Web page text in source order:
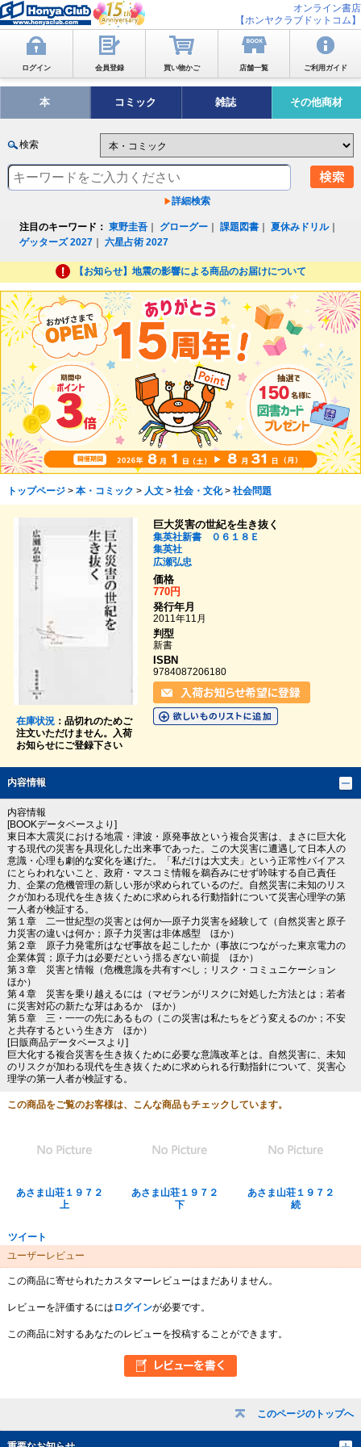
オンライン書店
【ホンヤクラブドットコム】
ログイン 会員登録 買い物かご 店舗一覧 ご利用ガイド
本 コミック 雑誌 その他商材
検索
詳細検索
注目のキーワード： 東野圭吾 グローグー ｜課題図書 ｜夏休みドリル｜
ゲッターズ 2027 ｜六星占術 2027
【お知らせ】地震の影響による商品のお届けについて
このページのトップへ
トップページ> 本・コミック > 人文> 社会・文化> 社会問題
在庫状況：品切れのためご
注文いただけません。入荷
お知らせにご登録下さい
巨大災害の世紀を生き抜く
集英社新書 ０６１８Ｅ
集英社
広瀬弘忠
価格
770円
発行年月
2011年11月
判型
新書
ISBN
9784087206180
内容情報
内容情報
[BOOKデータベースより]
東日本大震災における地震・津波・原発事故という複合災害は、まさに巨大化
する現代の災害を具現化した出来事であった。この大災害に遭遇して日本人の
意識・心理も劇的な変化を遂げた。「私だけは大丈夫」という正常性バイアス
にとらわれないこと、政府・マスコミ情報を鵜呑みにせず吟味する自己責任
力、企業の危機管理の新しい形が求められているのだ。自然災害に未知のリス
クが加わる現代を生き抜くために求められる行動指針について災害心理学の第
一人者が検証する。
第１章 二一世紀型の災害とは何か―原子力災害を経験して（自然災害と原子
力災害の違いは何か；原子力災害は非体感型 ほか）
第２章 原子力発電所はなぜ事故を起こしたか（事故につながった東京電力の
企業体質；原子力は必要だという揺るぎない前提 ほか）
第３章 災害と情報（危機意識を共有すべし；リスク・コミュニケーション
ほか）
第４章 災害を乗り越えるには（マゼランがリスクに対処した方法とは；若者
に災害対応の新たな芽はあるか ほか）
第５章 三・一一の先にあるもの（この災害は私たちをどう変えるのか；不安
と共存するという生き方 ほか）
[日販商品データベースより]
巨大化する複合災害を生き抜くために必要な意識改革とは。自然災害に、未知
のリスクが加わる現代を生き抜くために求められる行動指針について、災害心
理学の第一人者が検証する。
この商品をご覧のお客様は、こんな商品もチェックしています。
あさま山荘１９７２
上
あさま山荘１９７２
下
あさま山荘１９７２
続
ツイート
ユーザーレビュー
この商品に寄せられたカスタマーレビューはまだありません。
レビューを評価するには ログインが必要です。
この商品に対するあなたのレビューを投稿することができます。